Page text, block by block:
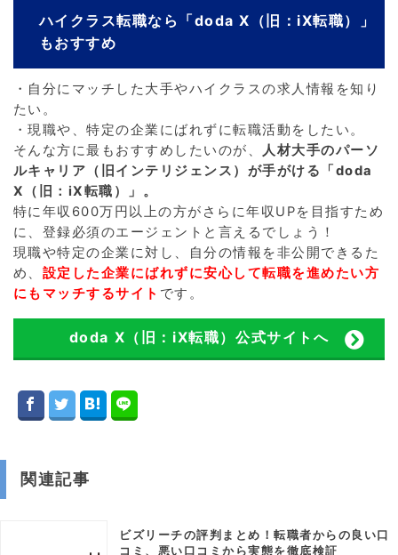
ハイクラス転職なら「doda X（旧：iX転職）」
もおすすめ
・自分にマッチした大手やハイクラスの求人情報を知り
たい。
・現職や、特定の企業にばれずに転職活動をしたい。
そんな方に最もおすすめしたいのが、 人材大手のパーソ
ルキャリア（旧インテリジェンス）が手がける「doda
X（旧：iX転職）」。
特に年収600万円以上の方がさらに年収UPを目指すため
に、登録必須のエージェントと言えるでしょう！
現職や特定の企業に対し、自分の情報を非公開できるた
め、 設定した企業にばれずに安心して転職を進めたい方
にもマッチするサイト です。
doda X（旧：iX転職）公式サイトへ
関連記事
ビズリーチの評判まとめ！転職者からの良い口
コミ、悪い口コミから実態を徹底検証